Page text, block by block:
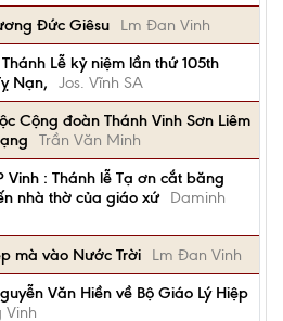
Đức Giêsu
Lm Đan Vinh
Lễ kỷ niệm lần thứ 105th
Nạn,
Jos. Vĩnh SA
Cộng đoàn Thánh Vinh Sơn Liêm
Trần Văn Minh
Vinh : Thánh lễ Tạ ơn cắt băng
nhà thờ của giáo xứ
Daminh
mà vào Nước Trời
Lm Đan Vinh
Văn Hiền về Bộ Giáo Lý Hiệp
Vinh